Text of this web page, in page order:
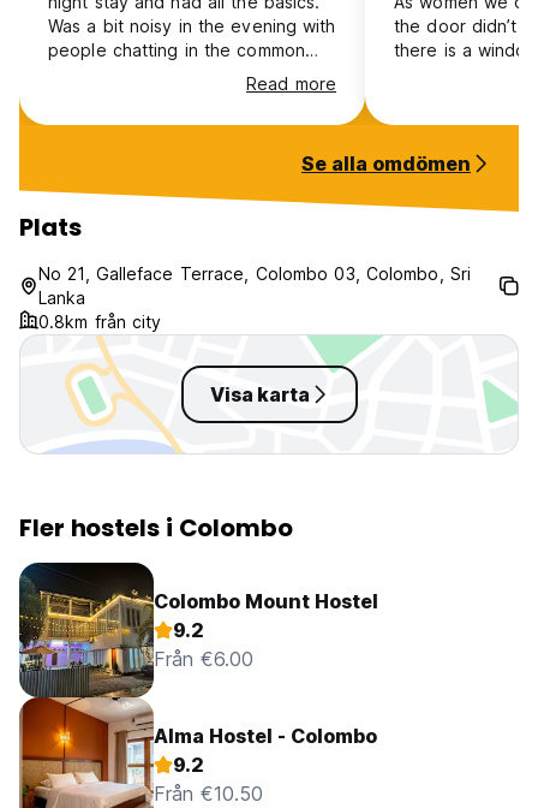
Was a bit noisy in the evening with
people chatting in the common
areas after the quiet period.Read more
the door didn’t
there is a
shower in the
Se alla omdömen
Plats
No 21, Galleface Terrace, Colombo 03, Colombo, Sri
Lanka
0.8km från city
Visa karta
Fler hostels i Colombo
Colombo Mount Hostel
9.2
Från €6.00
Alma Hostel - Colombo
9.2
Från €10.50